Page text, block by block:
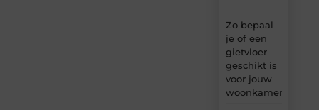
Zo bepaal
je of een
gietvloer
geschikt is
voor jouw
woonkamer